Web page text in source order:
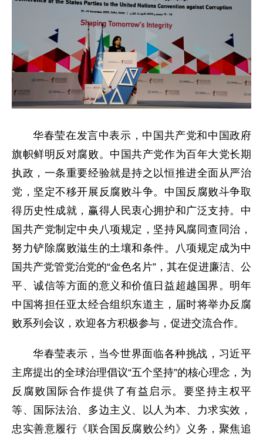
华春莹在发言中表示，中国共产党和中国政府
旗帜鲜明反对腐败。中国共产党作为百年大党长期
执政，一条重要经验就是持之以恒推进全面从严治
党，坚定不移开展反腐败斗争。中国反腐败斗争取
得历史性成就，赢得人民衷心拥护和广泛支持。中
国共产党制定中央八项规定，坚持风腐同查同治，
努力铲除腐败滋生的土壤和条件。八项规定成为中
国共产党管党治党的“金色名片”，其在促进廉洁、公
平、诚信等方面的意义和价值日益超越国界。明年
中国将担任亚太经合组织东道主，届时将举办反腐
败系列会议，欢迎各方积极参与，促进交流合作。
华春莹表示，当今世界面临各种挑战，习近平
主席提出的全球治理倡议“五个坚持”的核心理念，为
反腐败国际合作提供了有益启示。要坚持主权平
等、国际法治、多边主义、以人为本、力求实效，
忠实善意履行《联合国反腐败公约》义务，聚焦追